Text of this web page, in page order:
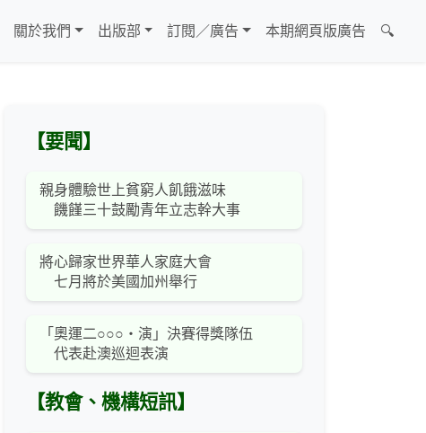
關於我們 出版部 訂閱／廣告 本期網頁版廣告 🔍
【要聞】
親身體驗世上貧窮人飢餓滋味
饑饉三十鼓勵青年立志幹大事
將心歸家世界華人家庭大會
七月將於美國加州舉行
「奧運二○○○‧演」決賽得獎隊伍
代表赴澳巡迴表演
【教會、機構短訊】